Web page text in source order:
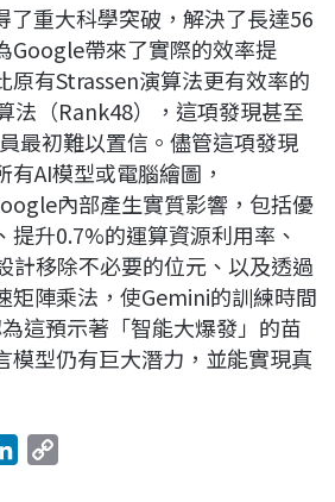
重大科學突破，解決了長達56
Google帶來了實際的效率提
原有Strassen演算法更有效率的
法（Rank48），這項發現甚至
最初難以置信。儘管這項發現
AI模型或電腦繪圖，
內部產生實質影響，包括優
提升0.7%的運算資源利用率、
計移除不必要的位元、以及透過
矩陣乘法，使Gemini的訓練時間
這預示著「智能大爆發」的苗
模型仍有巨大潛力，並能實現真